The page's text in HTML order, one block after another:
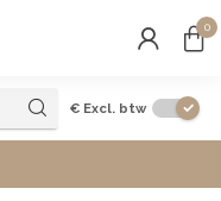
0
€ Excl. btw